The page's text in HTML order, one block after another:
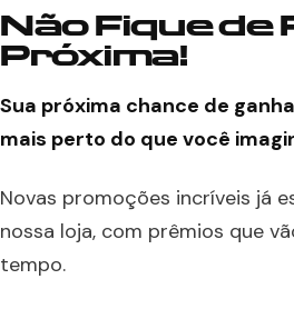
Não Fique de
Próxima!
Sua próxima chance de
mais perto do que você
Novas promoções incríveis já
nossa loja, com prêmios que
tempo.